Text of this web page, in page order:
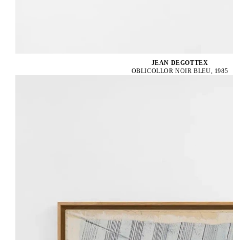
JEAN DEGOTTEX
OBLICOLLOR NOIR BLEU, 1985